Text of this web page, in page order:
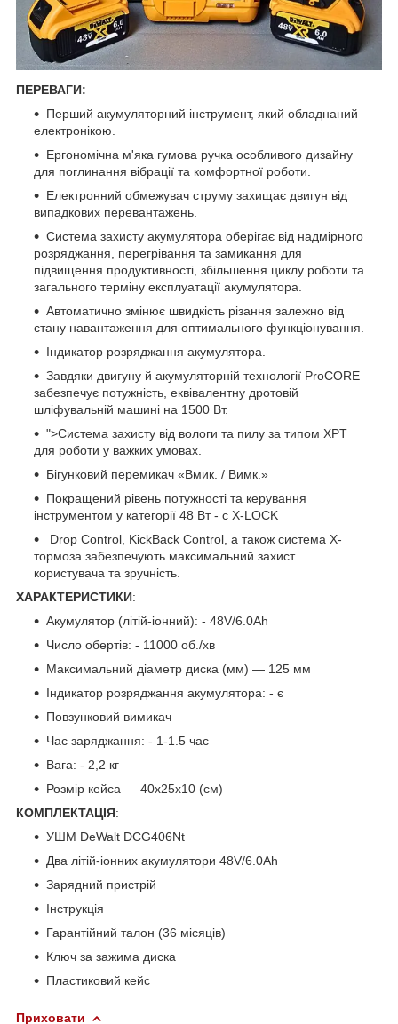
ПЕРЕВАГИ:
Перший акумуляторний інструмент, який обладнаний
електронікою.
Ергономічна м'яка гумова ручка особливого дизайну
для поглинання вібрації та комфортної роботи.
Електронний обмежувач струму захищає двигун від
випадкових перевантажень.
Система захисту акумулятора оберігає від надмірного
розряджання, перегрівання та замикання для
підвищення продуктивності, збільшення циклу роботи та
загального терміну експлуатації акумулятора.
Автоматично змінює швидкість різання залежно від
стану навантаження для оптимального функціонування.
Індикатор розряджання акумулятора.
Завдяки двигуну й акумуляторній технології ProCORE
забезпечує потужність, еквівалентну дротовій
шліфувальній машині на 1500 Вт.
">Система захисту від вологи та пилу за типом XPT
для роботи у важких умовах.
Бігунковий перемикач «Вмик. / Вимк.»
Покращений рівень потужності та керування
інструментом у категорії 48 Вт - с X-LOCK
Drop Control, KickBack Control, а також система X-
тормоза забезпечують максимальний захист
користувача та зручність.
ХАРАКТЕРИСТИКИ:
Акумулятор (літій-іонний): - 48V/6.0Ah
Число обертів: - 11000 об./хв
Максимальний діаметр диска (мм) — 125 мм
Індикатор розряджання акумулятора: - є
Повзунковий вимикач
Час заряджання: - 1-1.5 час
Вага: - 2,2 кг
Розмір кейса — 40х25х10 (см)
КОМПЛЕКТАЦІЯ:
УШМ DeWalt DCG406Nt
Два літій-іонних акумулятори 48V/6.0Ah
Зарядний пристрій
Інструкція
Гарантійний талон (36 місяців)
Ключ за зажима диска
Пластиковий кейс
Приховати